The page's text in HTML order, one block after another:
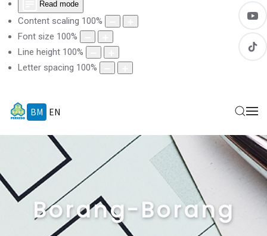
Read mode
Content scaling 100%
Font size 100%
Line height 100%
Letter spacing 100%
BM EN
Borang-Borang